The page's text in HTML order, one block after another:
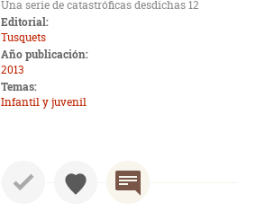
Una serie de catastróficas desdichas 12
Editorial:
Tusquets
Año publicación:
2013
Temas:
Infantil y juvenil